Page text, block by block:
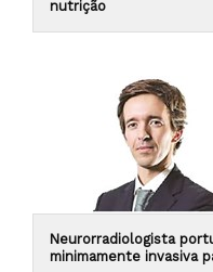
nutrição
Neurorradiologista
minimamente invasiva